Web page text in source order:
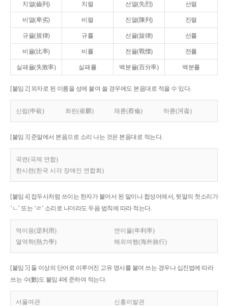
치열(齒列) 치렬 선열(先烈) 선렬
비열(卑劣) 비렬 진열(陳列) 진렬
규율(規律) 규률 선율(旋律) 선률
비율(比率) 비률 전율(戰慄) 전률
실패율(失敗率) 실패률 백분율(百分率) 백분률
[붙임 2] 외자로 된 이름을 성에 붙여 쓸 경우에도 본음대로 적을 수 있다.
신립(申砬) 최린(崔麟) 채륜(蔡倫) 하륜(河崙)
[붙임 3] 준말에서 본음으로 소리 나는 것은 본음대로 적는다.
국련(국제 연합)
한시련(한국 시각 장애인 연합회)
[붙임 4] 접두사처럼 쓰이는 한자가 붙어서 된 말이나 합성어에서, 뒷말의 첫소리가
‘ㄴ’ 또는 ‘ㄹ’ 소리로 나더라도 두음 법칙에 따라 적는다.
역이용(逆利用)
연이율(年利率)
열역학(熱力學)
해외여행(海外旅行)
[붙임 5] 둘 이상의 단어로 이루어진 고유 명사를 붙여 쓰는 경우나 십진법에 따라
쓰는 수(數)도 붙임 4에 준하여 적는다.
서울여관 신흥이발관